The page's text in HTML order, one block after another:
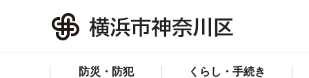
防災・防犯 くらし・手続き